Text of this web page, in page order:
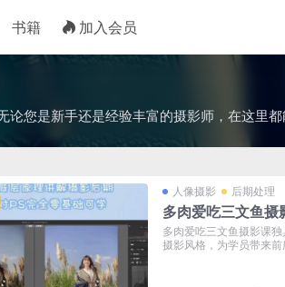
书籍 加入会员
您是新手还是经验丰富的摄影师，在这里
人像摄影 后期处理
多肉爱吃三文鱼摄
多肉爱吃三文鱼摄影课
摄影风格，为学员带来前